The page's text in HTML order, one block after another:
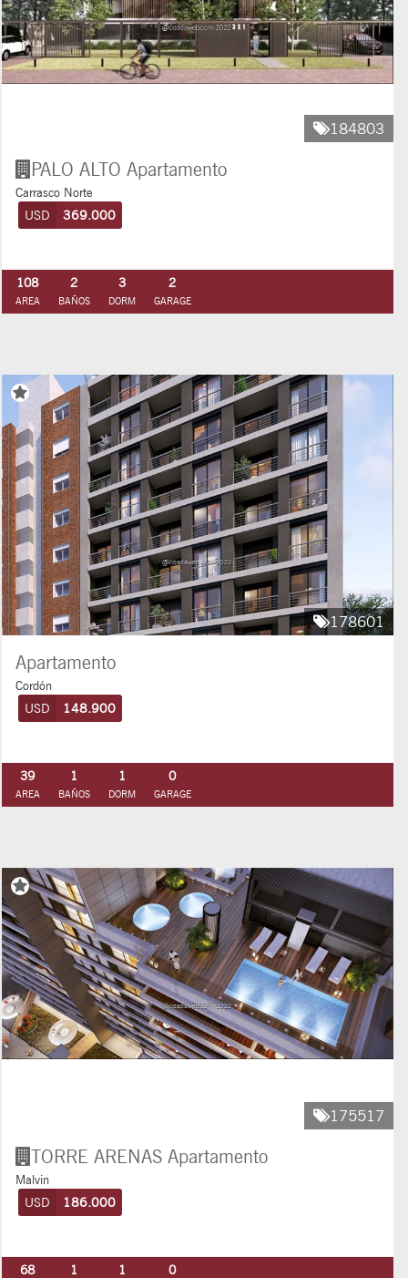
184803
PALO ALTO Apartamento
Carrasco Norte
USD 369.000
108
AREA
2
BAÑOS
3
DORM
2
GARAGE
178601
Apartamento
Cordón
USD 148.900
39
AREA
1
BAÑOS
1
DORM
0
GARAGE
175517
TORRE ARENAS Apartamento
Malvin
USD 186.000
68 1 1 0